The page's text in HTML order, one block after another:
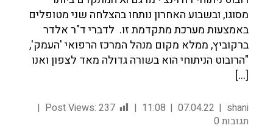
מסוגו, ובשבוע האחרון נותחו בהצלחה שני מטופלים
באמצעות מערכת מתקדמת זו. לדברי ד"ר אלדר
ברקוביץ, ממלא מקום מנהל המרכז הרפואי 'העמק',
"הרובוט הניתוחי הוא בשורה גדולה מאד לצפון ואנו
[…]
shani
07.04.22
11:08
Post Views: 237
תגובות 0